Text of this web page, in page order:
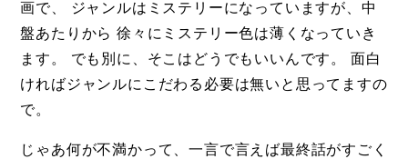
画で、 ジャンルはミステリーになっていますが、中
盤あたりから 徐々にミステリー色は薄くなっていき
ます。 でも別に、そこはどうでもいいんです。 面白
ければジャンルにこだわる必要は無いと思ってますの
で。
じゃあ何が不満かって、一言で言えば最終話がすごく